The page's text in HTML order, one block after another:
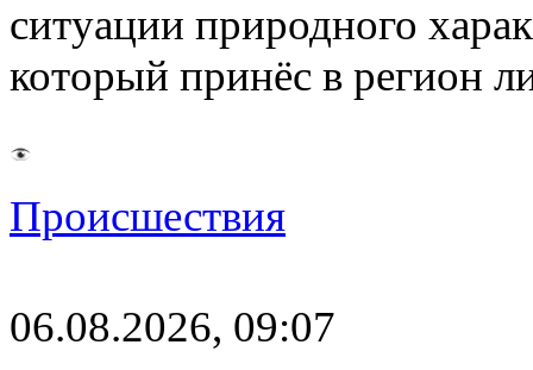
ситуации природного
который принёс в регион
Происшествия
06.08.2026, 09:07